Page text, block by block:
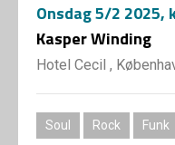
Onsdag5/2 2025,
Kasper Winding
Hotel Cecil ,
Soul Rock Funk